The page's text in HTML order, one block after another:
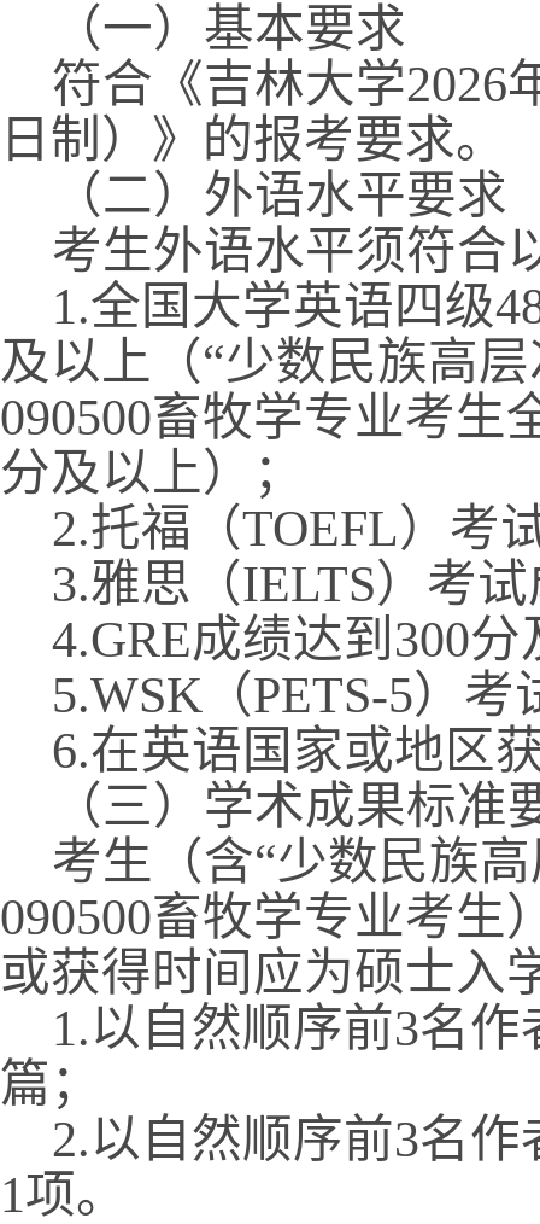
（一）基本要求
符合《吉林大学2026
日制）》的报考要求。
（二）外语水平要求
考生外语水平须符合
1.全国大学英语四级
及以上（“少数民族高
090500畜牧学专业考生
分及以上）；
2.托福（TOEFL）考
3.雅思（IELTS）考
4.GRE成绩达到 300分
5.WSK （PETS-5）考
6.在英语国家或地区
（三）学术成果标准
考生（含“少数民族
090500畜牧学专业考生
或获得时间应为硕士入
1.以自然顺序前3名作
篇；
2.以自然顺序前3名作
1项。